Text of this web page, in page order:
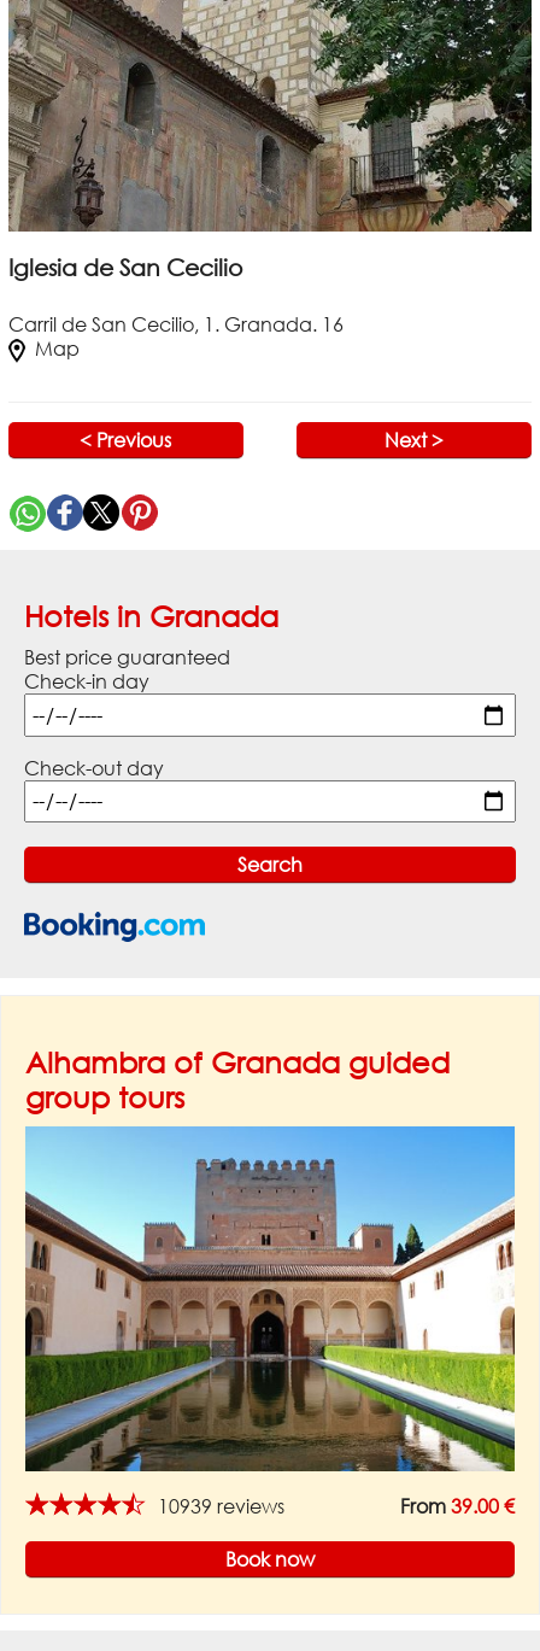
Iglesia de San Cecilio
Carril de San Cecilio, 1. Granada. 16
Map
< Previous Next >
Hotels in Granada
Best price guaranteed
Check-in day
Check-out day
Alhambra of Granada guided
group tours
★★★★★ 10939 reviews From 39.00 €
Book now